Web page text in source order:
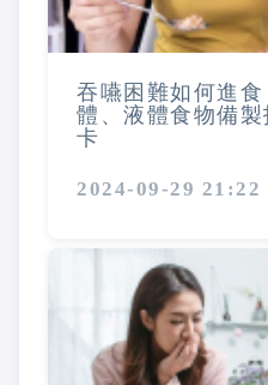
吞嚥困難如何進
體、液體食物備
卡
2024-09-29 21:22